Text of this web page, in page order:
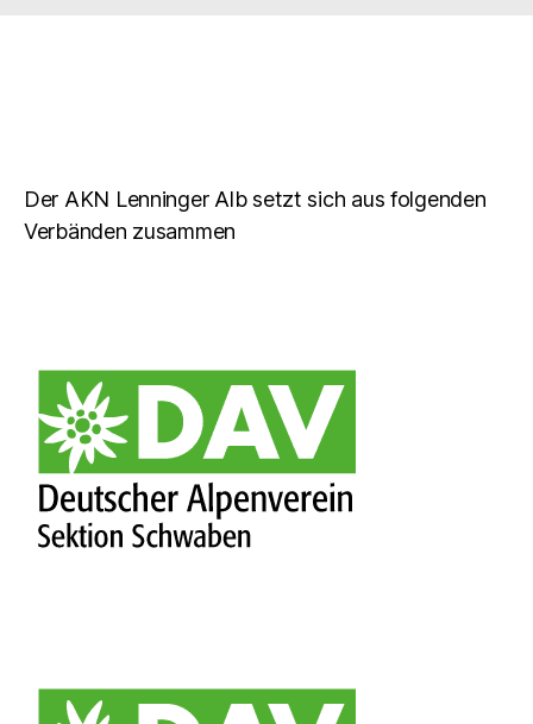
Der AKN Lenninger Alb setzt sich aus folgenden
Verbänden zusammen